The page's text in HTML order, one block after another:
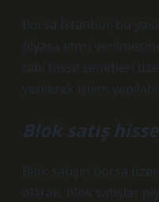
Borsa İstanbul, bu
piyasa emri
tabi hisse senetleri
verilerek işlem
Blok satış
Blok satışın borsa
olarak, blok satışlar